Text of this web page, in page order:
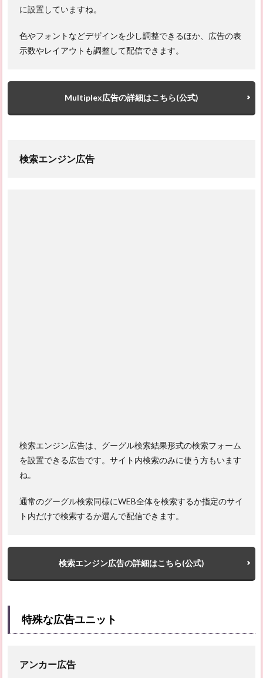
に設置していますね。
色やフォントなどデザインを少し調整できるほか、広告の表
示数やレイアウトも調整して配信できます。
Multiplex広告の詳細はこちら(公式)
検索エンジン広告
検索エンジン広告は、グーグル検索結果形式の検索フォーム
を設置できる広告です。サイト内検索のみに使う方もいます
ね。
通常のグーグル検索同様にWEB全体を検索するか指定のサイ
ト内だけで検索するか選んで配信できます。
検索エンジン広告の詳細はこちら(公式)
特殊な広告ユニット
アンカー広告